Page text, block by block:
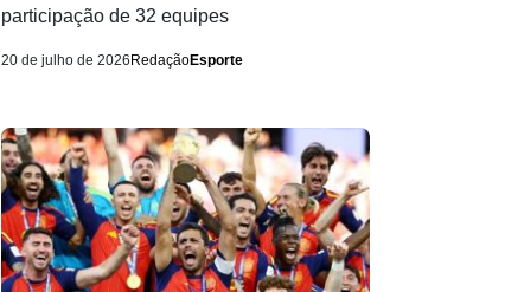
participação de 32 equipes
20 de julho de 2026 RedaçãoEsporte